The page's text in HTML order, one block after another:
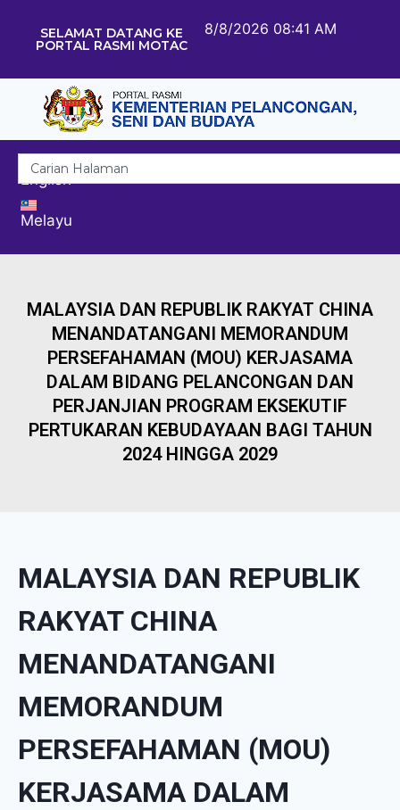
SELAMAT DATANG KE
PORTAL RASMI MOTAC
8/8/2026 08:41 AM
English
Melayu
MALAYSIA DAN REPUBLIK RAKYAT CHINA
MENANDATANGANI MEMORANDUM
PERSEFAHAMAN (MOU) KERJASAMA
DALAM BIDANG PELANCONGAN DAN
PERJANJIAN PROGRAM EKSEKUTIF
PERTUKARAN KEBUDAYAAN BAGI TAHUN
2024 HINGGA 2029
MALAYSIA DAN REPUBLIK
RAKYAT CHINA
MENANDATANGANI
MEMORANDUM
PERSEFAHAMAN (MOU)
KERJASAMA DALAM